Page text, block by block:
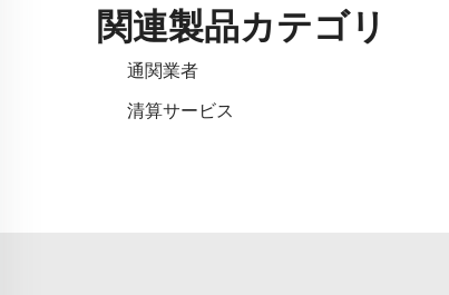
関連製品カテゴリ
通関業者
清算サービス